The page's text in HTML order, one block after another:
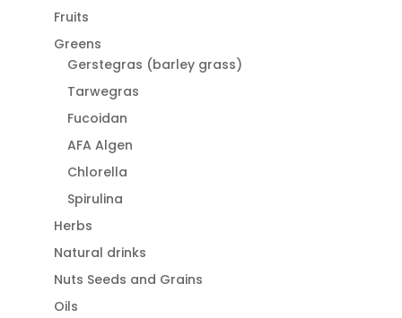
Fruits
Greens
Gerstegras (barley grass)
Tarwegras
Fucoidan
AFA Algen
Chlorella
Spirulina
Herbs
Natural drinks
Nuts Seeds and Grains
Oils